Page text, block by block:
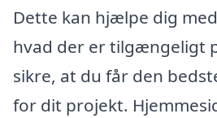
Dette kan hjælpe dig
hvad der er tilgængeligt
sikre, at du får den
for dit projekt.